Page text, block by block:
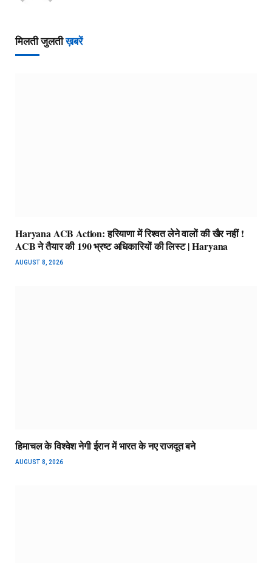
मिलती जुलतीख़बरें
Haryana ACB Action: हरियाणा में रिश्वत लेने वालों की खैर नहीं !
ACB ने तैयार की 190 भ्रष्ट अधिकारियों की लिस्ट | Haryana
AUGUST 8, 2026
हिमाचल के विश्वेश नेगी ईरान में भारत के नए राजदूत बने
AUGUST 8, 2026